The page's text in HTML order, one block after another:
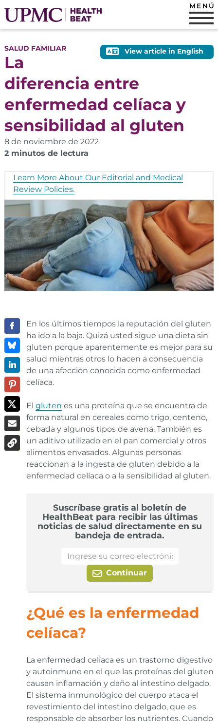
MENÚ
View article in English
SALUD FAMILIAR
La
diferencia entre
enfermedad celíaca y
sensibilidad al gluten
8 de noviembre de 2022
2 minutos de lectura
Learn More About Our Editorial and Medical
Review Policies.
En los últimos tiempos la reputación del gluten
ha ido a la baja. Quizá usted sigue una dieta sin
gluten porque aparentemente es mejor para su
salud mientras otros lo hacen a consecuencia
de una afección conocida como enfermedad
celíaca.
El gluten es una proteína que se encuentra de
forma natural en cereales como trigo, centeno,
cebada y algunos tipos de avena. También es
un aditivo utilizado en el pan comercial y otros
alimentos envasados. Algunas personas
reaccionan a la ingesta de gluten debido a la
enfermedad celíaca o a la sensibilidad al gluten.
Suscríbase gratis al boletín de
HealthBeat para recibir las últimas
noticias de salud directamente en su
bandeja de entrada.
Continuar
¿Qué es la enfermedad
celíaca?
La enfermedad celíaca es un trastorno digestivo
y autoinmune en el que las proteínas del gluten
causan inflamación y daño al intestino delgado.
El sistema inmunológico del cuerpo ataca el
revestimiento del intestino delgado, que es
responsable de absorber los nutrientes. Cuando